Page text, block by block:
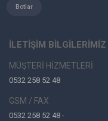
Botlar
İLETİŞİM BİLGİLERİMİZ
MÜŞTERİ HİZMETLERİ
0532 258 52 48
GSM / FAX
0532 258 52 48 -